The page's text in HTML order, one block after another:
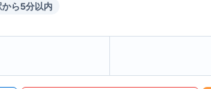
から5分以内